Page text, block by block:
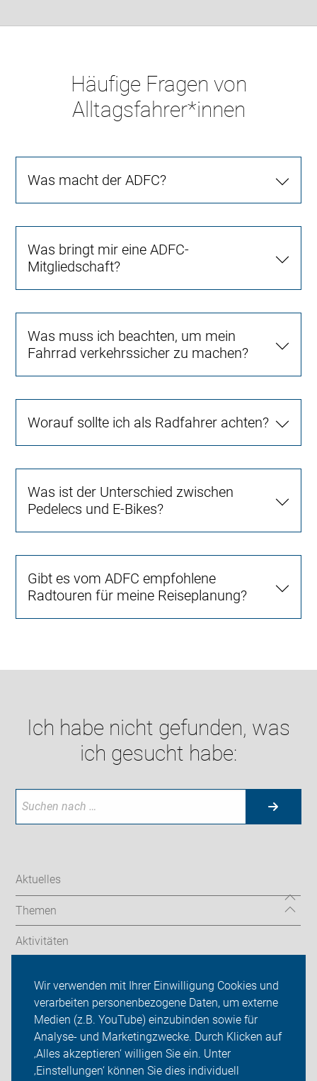
Wir verwenden mit Ihrer Einwilligung Cookies und
verarbeiten personenbezogene Daten, um externe
Medien (z.B. YouTube) einzubinden sowie für
Analyse- und Marketingzwecke. Durch Klicken auf
‚Alles akzeptieren‘ willigen Sie ein. Unter
‚Einstellungen‘ können Sie dies individuell
Häufige Fragen von
Alltagsfahrer*innen
Was macht der ADFC?
Was bringt mir eine ADFC-
Mitgliedschaft?
Was muss ich beachten, um mein
Fahrrad verkehrssicher zu machen?
Worauf sollte ich als Radfahrer achten?
Was ist der Unterschied zwischen
Pedelecs und E-Bikes?
Gibt es vom ADFC empfohlene
Radtouren für meine Reiseplanung?
Ich habe nicht gefunden, was
ich gesucht habe:
Aktuelles
Themen
Aktivitäten
ADFC Göppingen
Sei dabei
Presse